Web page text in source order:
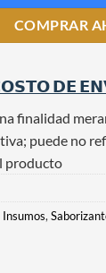
COMPRAR
𝗗𝗘
finalidad
puede no
producto
Insumos,